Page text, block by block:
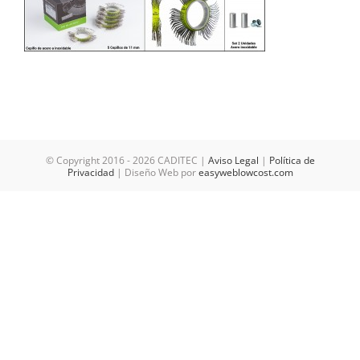
© Copyright 2016 -2026 CADITEC | Aviso Legal | Política de
Privacidad| Diseño Web poreasyweblowcost.com